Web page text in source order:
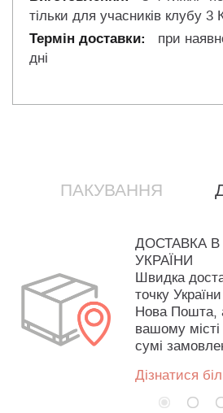
тільки для учасників клубу 3
при
дні
ПАКУВАННЯ
ДОСТАВКА
УКРАЇНИ
Швидка
точку
Нова Пошта,
вашому
сумі
Дізнатися